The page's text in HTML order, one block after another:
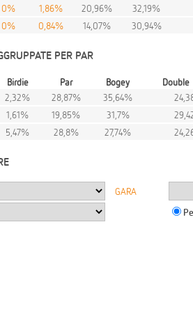
0% 1,86% 20,96%
32,19%
0% 0,84% 14,07% 30,94%
PER PAR
Birdie Par Bogey
Double
2,32% 28,87% 35,64%
1,61% 19,85% 31,7%
5,47% 28,8% 27,74%
GARA